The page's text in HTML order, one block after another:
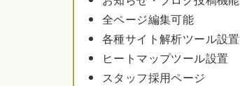
全ページ編集可能
各種サイト解析ツール設置
ヒートマップツール設置
スタッフ採用ページ